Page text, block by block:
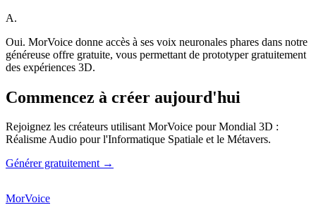
A.
Oui. MorVoice donne accès à ses voix neuronales phares dans notre
généreuse offre gratuite, vous permettant de prototyper gratuitement
des expériences 3D.
Commencez à créer aujourd'hui
Rejoignez les créateurs utilisant MorVoice pour Mondial 3D :
Réalisme Audio pour l'Informatique Spatiale et le Métavers.
Générer gratuitement →
MorVoice